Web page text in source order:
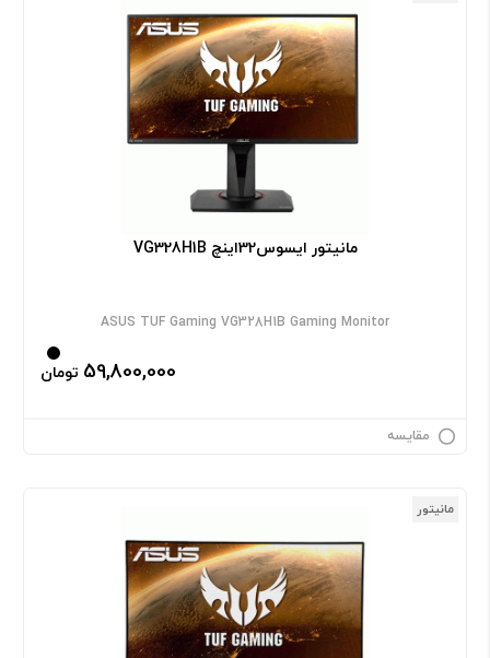
مانیتور ایسوس32اینچ VG328H1B
ASUS TUF Gaming VG328H1B Gaming Monitor
59,800,000 تومان
مقایسه
مانیتور